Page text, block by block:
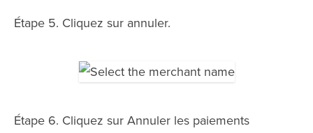
Étape 5. Cliquez sur annuler.
Étape 6. Cliquez sur Annuler les paiements